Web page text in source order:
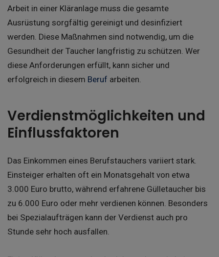
Arbeit in einer Kläranlage muss die gesamte
Ausrüstung sorgfältig gereinigt und desinfiziert
werden. Diese Maßnahmen sind notwendig, um die
Gesundheit der Taucher langfristig zu schützen. Wer
diese Anforderungen erfüllt, kann sicher und
erfolgreich in diesem Beruf arbeiten.
Verdienstmöglichkeiten und
Einflussfaktoren
Das Einkommen eines Berufstauchers variiert stark.
Einsteiger erhalten oft ein Monatsgehalt von etwa
3.000 Euro brutto, während erfahrene Gülletaucher bis
zu 6.000 Euro oder mehr verdienen können. Besonders
bei Spezialaufträgen kann der Verdienst auch pro
Stunde sehr hoch ausfallen.